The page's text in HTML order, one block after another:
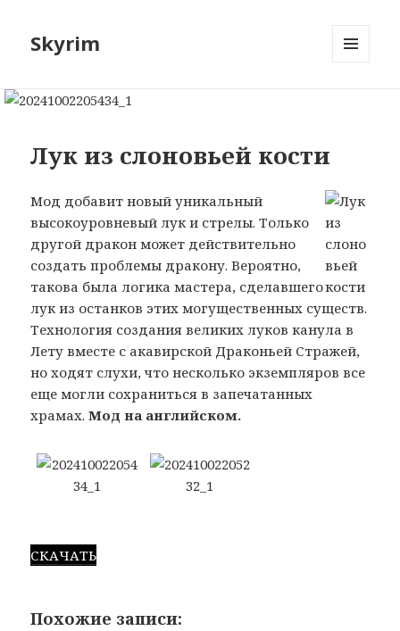
Skyrim
Лук из слоновьей кости
Мод добавит новый уникальный
высокоуровневый лук и стрелы. Только
другой дракон может действительно
создать проблемы дракону. Вероятно,
такова была логика мастера, сделавшего
лук из останков этих могущественных существ.
Технология создания великих луков канула в
Лету вместе с акавирской Драконьей Стражей,
но ходят слухи, что несколько экземпляров все
еще могли сохраниться в запечатанных
храмах.Мод на английском.
СКАЧАТЬ
Похожие записи: